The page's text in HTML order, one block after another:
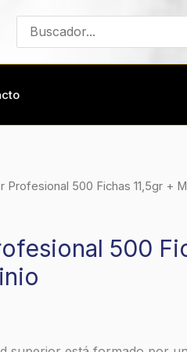
Buscar
por:
Profesional 500 Fichas 11,5gr +
500